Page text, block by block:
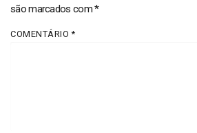
são marcados com*
COMENTÁRIO*